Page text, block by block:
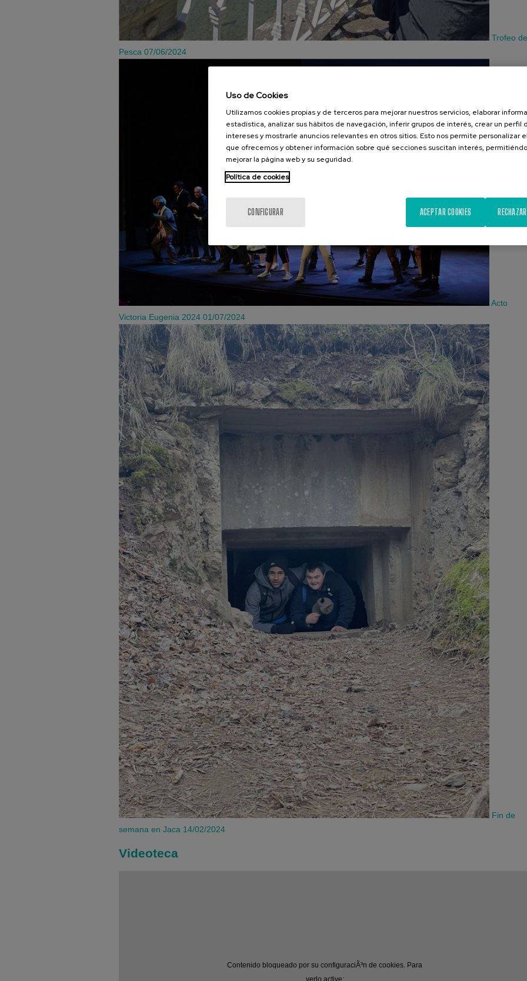
Trofeo de
Pesca 07/06/2024
Acto
Victoria Eugenia 2024 01/07/2024
Fin de
semana en Jaca 14/02/2024
Videoteca
Contenido bloqueado por su configuraciÃ³n de cookies. Para
verlo active:
Contenido bloqueado por su configuraciÃ³n de cookies. Para verlo active:
Uso de Cookies
Utilizamos cookies propias y de terceros para mejorar nuestros servicios, elaborar
estadística, analizar sus hábitos de navegación, inferir grupos de interés, crear un perfil
intereses y mostrarle anuncios relevantes en otros sitios. Esto nos permite personalizar
que ofrecemos y obtener información sobre qué secciones suscitan interés,
mejorar la página web y su seguridad.
Política de cookies
CONFIGURAR ACEPTAR COOKIES